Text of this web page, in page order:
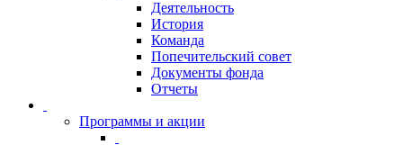
Деятельность
История
Команда
Попечительский совет
Документы фонда
Отчеты
Программы и акции